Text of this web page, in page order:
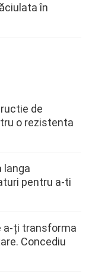
în
de
o rezistenta
langa
pentru a-ti
a-ți transforma
Concediu